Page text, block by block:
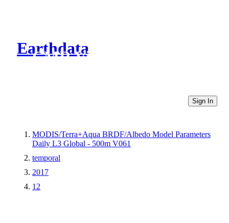
Earthdata
CMR Virtual Directories
Sign In
MODIS/Terra+Aqua BRDF/Albedo Model Parameters
Daily L3 Global - 500m V061
temporal
2017
12